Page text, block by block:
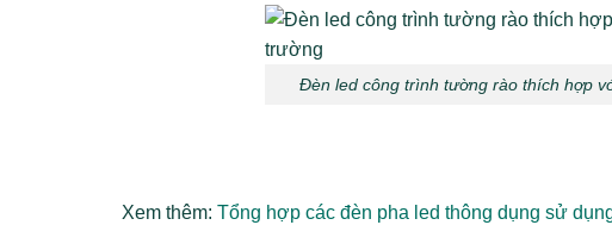
Đèn led công trình tường rào thích hợp
Xem thêm: Tổng hợp các đèn pha led thông dụng sử